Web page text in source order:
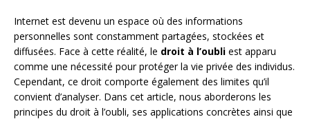
Internet est devenu un espace où des informations
personnelles sont constamment partagées, stockées et
diffusées. Face à cette réalité, le droit à l’oubli est apparu
comme une nécessité pour protéger la vie privée des individus.
Cependant, ce droit comporte également des limites qu’il
convient d’analyser. Dans cet article, nous aborderons les
principes du droit à l’oubli, ses applications concrètes ainsi que